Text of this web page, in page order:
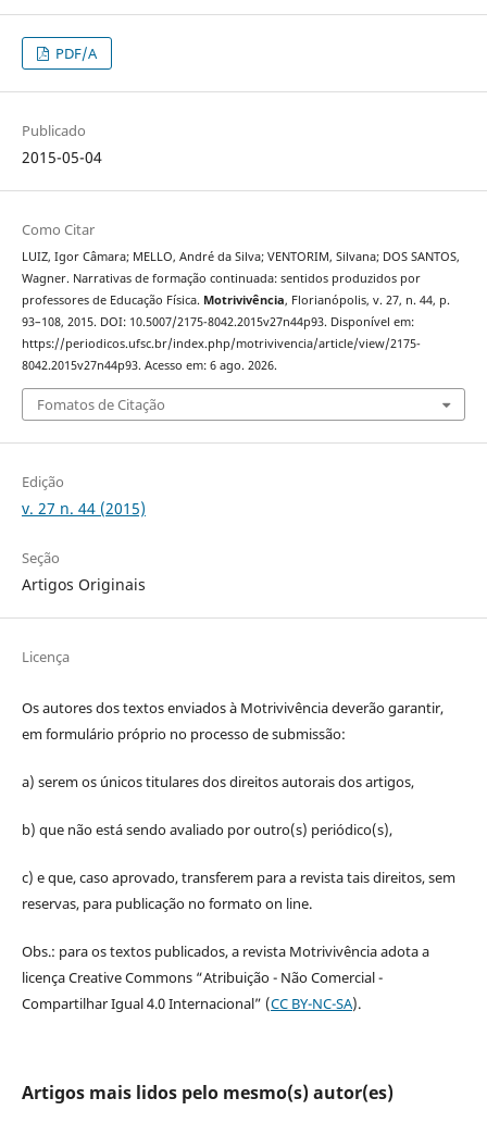
PDF/A
Publicado
2015-05-04
Como Citar
LUIZ, Igor Câmara; MELLO, André da Silva; VENTORIM, Silvana; DOS SANTOS,
Wagner. Narrativas de formação continuada: sentidos produzidos por
professores de Educação Física. Motrivivência, Florianópolis, v. 27, n. 44, p.
93–108, 2015. DOI: 10.5007/2175-8042.2015v27n44p93. Disponível em:
https://periodicos.ufsc.br/index.php/motrivivencia/article/view/2175-
8042.2015v27n44p93. Acesso em: 6 ago. 2026.
Fomatos de Citação
Edição
v. 27 n. 44 (2015)
Seção
Artigos Originais
Licença
Os autores dos textos enviados à Motrivivência deverão garantir,
em formulário próprio no processo de submissão:
a) serem os únicos titulares dos direitos autorais dos artigos,
b) que não está sendo avaliado por outro(s) periódico(s),
c) e que, caso aprovado, transferem para a revista tais direitos, sem
reservas, para publicação no formato on line.
Obs.: para os textos publicados, a revista Motrivivência adota a
licença Creative Commons “Atribuição - Não Comercial -
Compartilhar Igual 4.0 Internacional” (CC BY-NC-SA).
Artigos mais lidos pelo mesmo(s) autor(es)